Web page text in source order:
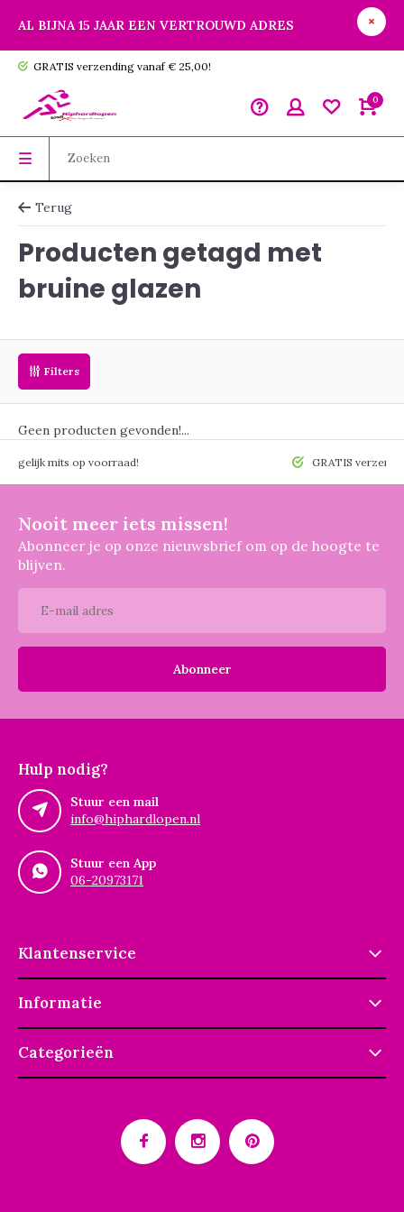
AL BIJNA 15 JAAR EEN VERTROUWD ADRES
GRATIS verzending vanaf € 25,00!
0
Terug
Producten getagd met
bruine glazen
Filters
Geen producten gevonden!...
mits op voorraad! GRATIS
Nooit meer iets missen!
Abonneer je op onze nieuwsbrief om op de hoogte te
blijven.
Abonneer
Hulp nodig?
Stuur een mail
info@hiphardlopen.nl
Stuur een App
06-20973171
Klantenservice
Informatie
Categorieën